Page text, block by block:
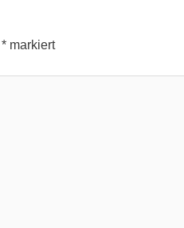
* markiert